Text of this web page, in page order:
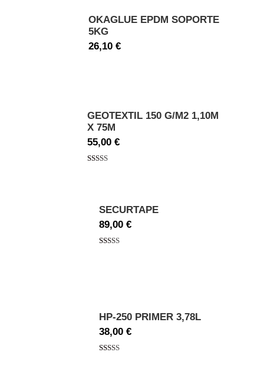
OKAGLUE EPDM SOPORTE
5KG
26,10€
GEOTEXTIL 150 G/M2 1,10M
X 75M
55,00 €
SECURTAPE
89,00 €
HP-250 PRIMER 3,78L
38,00 €